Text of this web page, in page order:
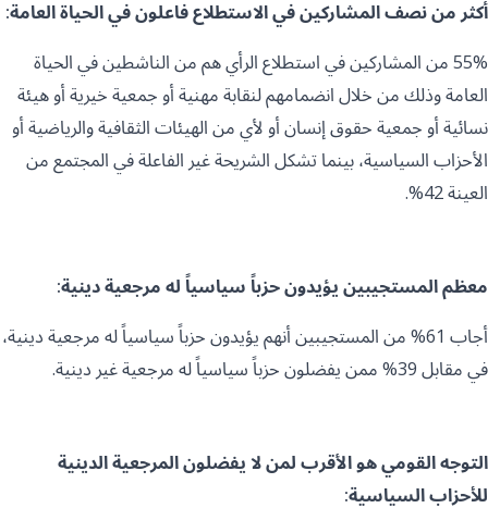
أكثر من نصف المشاركين في الاستطلاع فاعلون في الحياة العامة:
55% من المشاركين في استطلاع الرأي هم من الناشطين في الحياة
العامة وذلك من خلال انضمامهم لنقابة مهنية أو جمعية خيرية أو هيئة
نسائية أو جمعية حقوق إنسان أو لأي من الهيئات الثقافية والرياضية أو
الأحزاب السياسية، بينما تشكل الشريحة غير الفاعلة في المجتمع من
العينة 42%.
معظم المستجيبين يؤيدون حزباً سياسياً له مرجعية دينية:
أجاب 61% من المستجيبين أنهم يؤيدون حزباً سياسياً له مرجعية دينية،
في مقابل 39% ممن يفضلون حزباً سياسياً له مرجعية غير دينية.
التوجه القومي هو الأقرب لمن لا يفضلون المرجعية الدينية
للأحزاب السياسية: